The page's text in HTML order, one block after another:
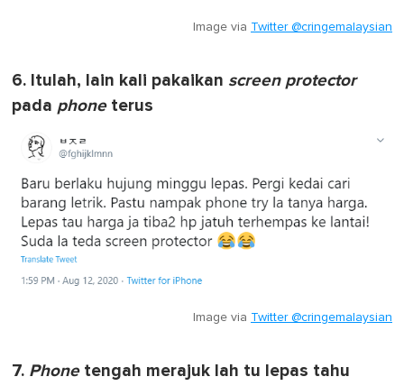
Image via Twitter @cringemalaysian
6. Itulah, lain kali pakaikan screen protector
pada phoneterus
Image via Twitter @cringemalaysian
7. Phonetengah merajuk lah tu lepas tahu